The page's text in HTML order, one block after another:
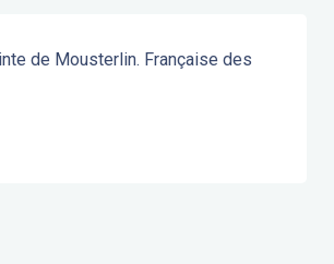
de Mousterlin. Française des